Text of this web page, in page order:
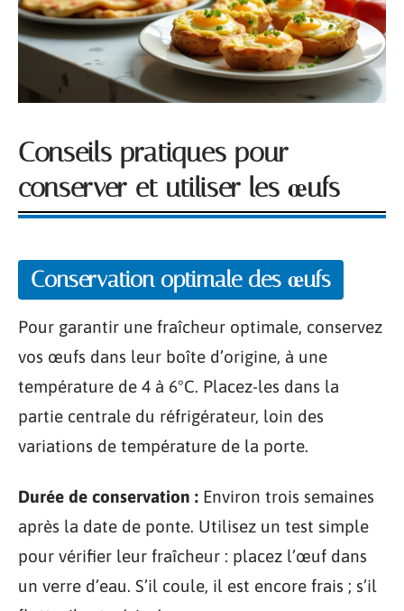
Conseils pratiques pour
conserver et utiliser les œufs
Conservation optimale des œufs
Pour garantir une fraîcheur optimale, conservez
vos œufs dans leur boîte d’origine, à une
température de 4 à 6°C. Placez-les dans la
partie centrale du réfrigérateur, loin des
variations de température de la porte.
Durée de conservation : Environ trois semaines
après la date de ponte. Utilisez un test simple
pour vérifier leur fraîcheur : placez l’œuf dans
un verre d’eau. S’il coule, il est encore frais ; s’il